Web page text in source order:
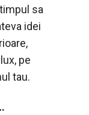
sa
idei
pe
tau.